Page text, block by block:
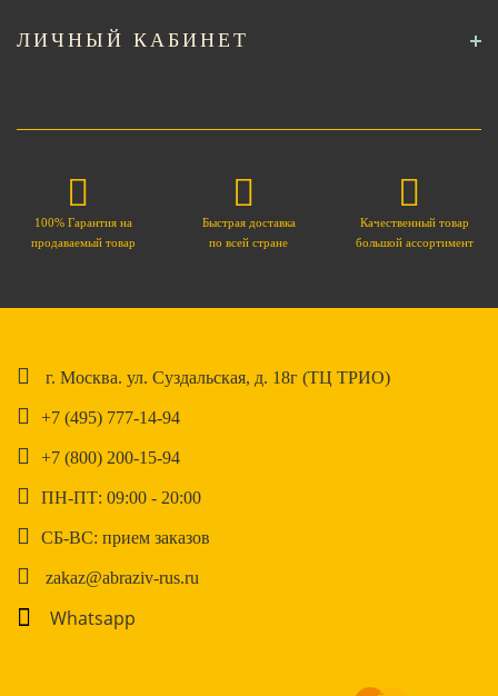
ЛИЧНЫЙ КАБИНЕТ
100% Гарантия на
продаваемый товар
Быстрая доставка
по всей стране
Качественный товар
большой ассортимент
г. Москва. ул. Суздальская, д. 18г (ТЦ ТРИО)
+7 (495) 777-14-94
+7 (800) 200-15-94
ПН-ПТ: 09:00 - 20:00
СБ-ВС: прием заказов
zakaz@abraziv-rus.ru
Whatsapp